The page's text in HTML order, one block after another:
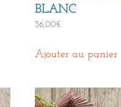
BLANC
36,00€
Ajouter au panier